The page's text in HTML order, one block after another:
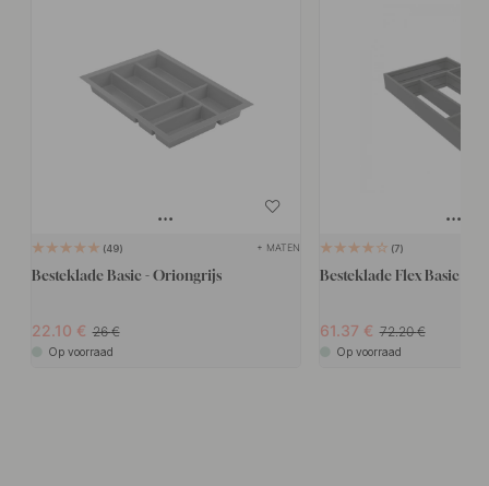
49 + MATEN
Besteklade Basic - Oriongrijs
22.10 26
Op voorraad
7
Besteklade Flex Basic -
61.37 72.20
Op voorraad